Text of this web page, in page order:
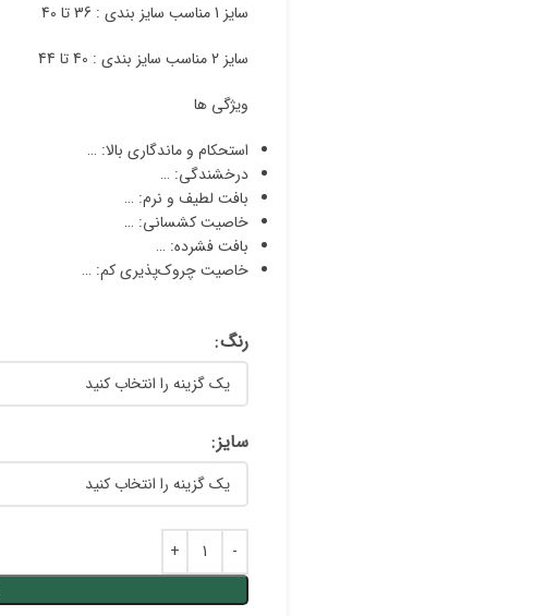
سایز 1 مناسب سایز بندی : 36 تا 40
سایز 2 مناسب سایز بندی : 40 تا 44
ویژگی ها
استحکام و ماندگاری بالا: …
درخشندگی: …
بافت لطیف و نرم: …
خاصیت کشسانی: …
بافت فشرده: …
خاصیت چروک‌پذیری کم: …
رنگ
سایز